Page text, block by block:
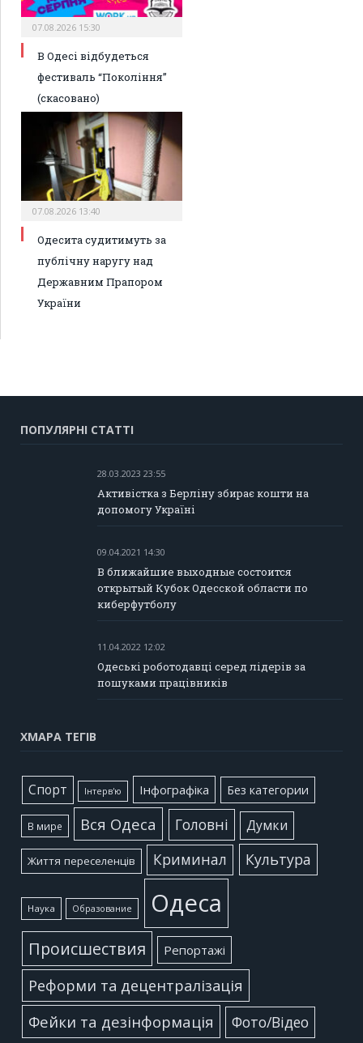
07.08.2026 15:30
В Одесі відбудеться
фестиваль “Покоління”
(скасовано)
07.08.2026 13:40
Одесита судитимуть за
публічну наругу над
Державним Прапором
України
ПОПУЛЯРНІ СТАТТІ
28.03.2023 23:55
Активістка з Берліну збирає кошти на
допомогу Україні
09.04.2021 14:30
В ближайшие выходные состоится
открытый Кубок Одесской области по
киберфутболу
11.04.2022 12:02
Одеські роботодавці серед лідерів за
пошуками працівників
ХМАРА ТЕГІВ
Cпорт Інтерв'ю Інфографіка Без категории
В мире Вся Одеса Головні Думки
Життя переселенців Криминал Культура
Наука Образование Одеса
Происшествия Репортажі
Реформи та децентралізація
Фейки та дезінформація
Фото/Відео